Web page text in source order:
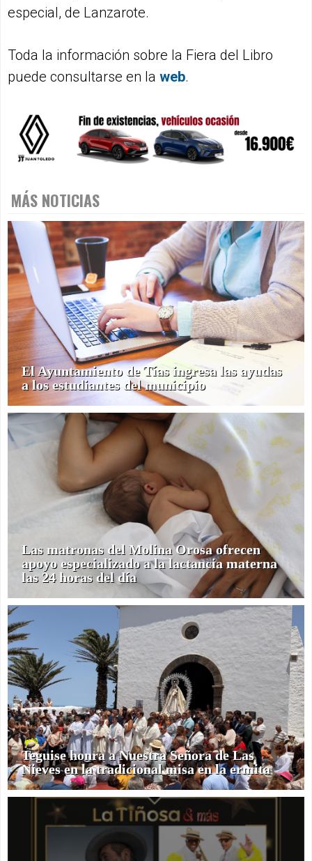
especial, de Lanzarote.
Toda la información sobre la Fiera del Libro
puede consultarse en la web.
MÁS NOTICIAS
El Ayuntamiento de Tías ingresa las ayudas
a los estudiantes del municipio
Las matronas del Molina Orosa ofrecen
apoyo especializado a la lactancia materna
las 24 horas del día
Teguise honra a Nuestra Señora de Las
Nieves en la tradicional misa en la ermita